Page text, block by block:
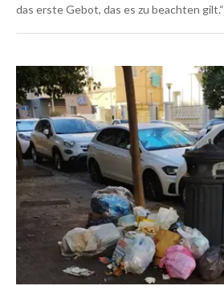
das erste Gebot, das es zu beachten gilt.“